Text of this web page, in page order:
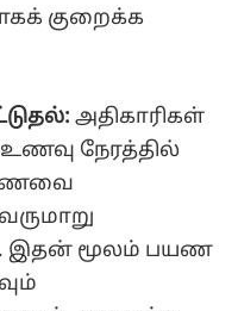
குறைக்க
அதிகாரிகள்
நேரத்தில்
உணவை
இதன் மூலம் பயண